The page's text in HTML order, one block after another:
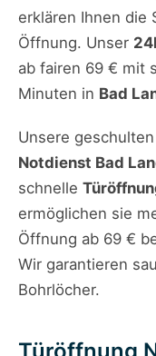
erklären Ihnen die
Öffnung. Unser
ab fairen 69 € mit
Minuten in Bad
Unsere
Notdienst Bad
schnelle
ermöglichen sie
Öffnung ab 69 €
Wir garantieren
Bohrlöcher.